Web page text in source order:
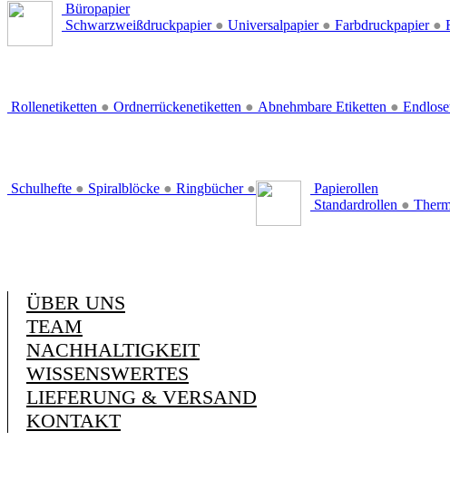
Büropapier
Schwarzweißdruckpapier ● Universalpapier ● Farbdruckpapier ●
Rollenetiketten ● Ordnerrückenetiketten ● Abnehmbare Etiketten ●
Schulhefte ● Spiralblöcke ● Ringbücher ●
Papierollen
Standardrollen ●
ÜBER UNS
TEAM
NACHHALTIGKEIT
WISSENSWERTES
LIEFERUNG & VERSAND
KONTAKT